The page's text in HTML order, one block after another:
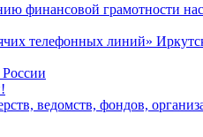
финансовой грамотности
телефонных линий»
ведомств, фондов,